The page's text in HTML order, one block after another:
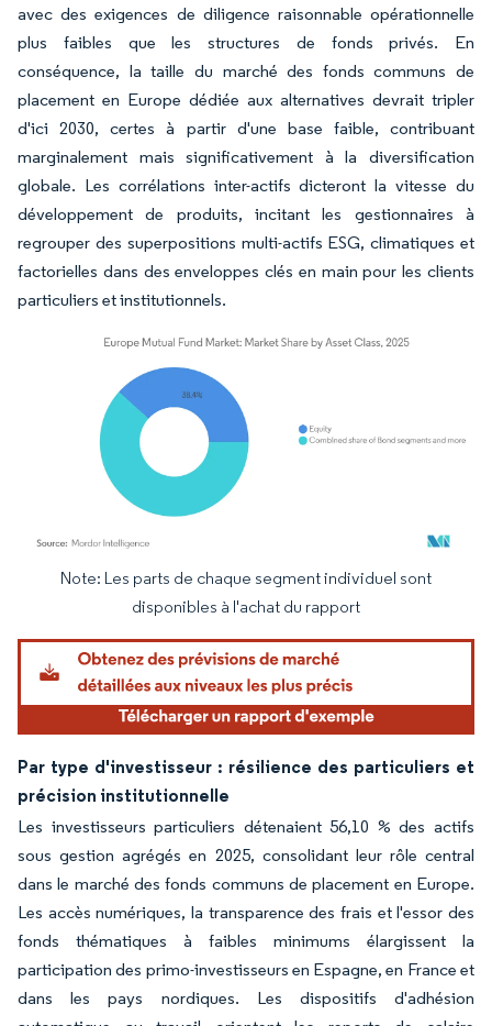
avec des exigences de diligence raisonnable opérationnelle
plus faibles que les structures de fonds privés. En
conséquence, la taille du marché des fonds communs de
placement en Europe dédiée aux alternatives devrait tripler
d'ici 2030, certes à partir d'une base faible, contribuant
marginalement mais significativement à la diversification
globale. Les corrélations inter-actifs dicteront la vitesse du
développement de produits, incitant les gestionnaires à
regrouper des superpositions multi-actifs ESG, climatiques et
factorielles dans des enveloppes clés en main pour les clients
particuliers et institutionnels.
Image © Mordor Intelligence. La réutilisation nécessite une attribution sous CC BY
Note: Les parts de chaque segment individuel sont
disponibles à l'achat du rapport
Par type d'investisseur : résilience des particuliers et
précision institutionnelle
Les investisseurs particuliers détenaient 56,10 % des actifs
sous gestion agrégés en 2025, consolidant leur rôle central
dans le marché des fonds communs de placement en Europe.
Les accès numériques, la transparence des frais et l'essor des
fonds thématiques à faibles minimums élargissent la
participation des primo-investisseurs en Espagne, en France et
dans les pays nordiques. Les dispositifs d'adhésion